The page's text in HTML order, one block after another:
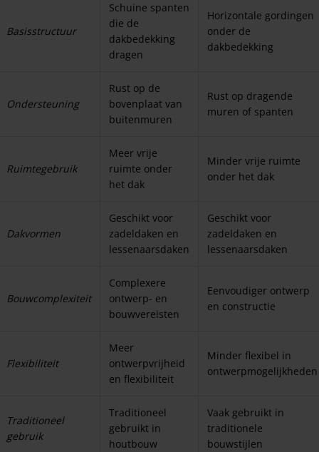
Basisstructuur
Schuine spanten
die de
dakbedekking
dragen
Horizontale gordingen
onder de
dakbedekking
Ondersteuning
Rust op de
bovenplaat van
buitenmuren
Rust op dragende
muren of spanten
Ruimtegebruik
Meer vrije
ruimte onder
het dak
Minder vrije ruimte
onder het dak
Dakvormen
Geschikt voor
zadeldaken en
lessenaarsdaken
Geschikt voor
zadeldaken en
lessenaarsdaken
Bouwcomplexiteit
Complexere
ontwerp- en
bouwvereisten
Eenvoudiger ontwerp
en constructie
Flexibiliteit
Meer
ontwerpvrijheid
en flexibiliteit
Minder flexibel in
ontwerpmogelijkheden
Traditioneel
gebruik
Traditioneel
gebruikt in
houtbouw
Vaak gebruikt in
traditionele
bouwstijlen